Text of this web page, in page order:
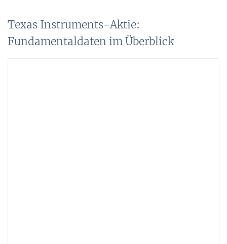
Texas Instruments-Aktie:
Fundamentaldaten im Überblick